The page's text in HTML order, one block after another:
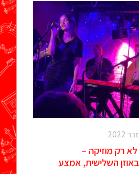
לא רק מוזיקה –
השלישית, אמצע